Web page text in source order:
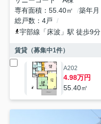
専有面積
55.40㎡ 築年月
総戸数
4戸
宇部線 「 床波 」駅 徒歩9分
賃貸（募集中1件）
A202
4.98万円
55.40㎡